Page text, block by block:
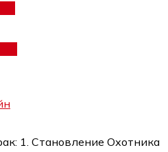
1. Становление Охотника